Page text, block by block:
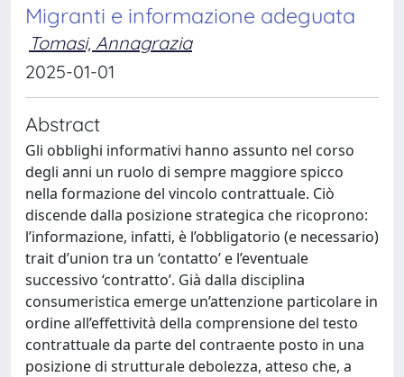
Migranti e informazione adeguata
Tomasi, Annagrazia
2025-01-01
Abstract
Gli obblighi informativi hanno assunto nel corso
degli anni un ruolo di sempre maggiore spicco
nella formazione del vincolo contrattuale. Ciò
discende dalla posizione strategica che ricoprono:
l’informazione, infatti, è l’obbligatorio (e necessario)
trait d’union tra un ‘contatto’ e l’eventuale
successivo ‘contratto’. Già dalla disciplina
consumeristica emerge un’attenzione particolare in
ordine all’effettività della comprensione del testo
contrattuale da parte del contraente posto in una
posizione di strutturale debolezza, atteso che, a